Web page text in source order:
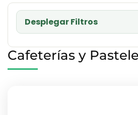
Desplegar Filtros
Cafeterías y